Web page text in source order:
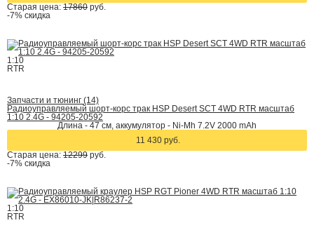
Старая цена: 17860 руб.
-7% скидка
1:10
RTR
Запчасти и тюнинг (14)
Радиоуправляемый шорт-корс трак HSP Desert SCT 4WD RTR масштаб
1:10 2.4G - 94205-20592
Длина - 47 см, аккумулятор - Ni-Mh 7.2V 2000 mAh
11 430 руб.
Старая цена: 12299 руб.
-7% скидка
1:10
RTR